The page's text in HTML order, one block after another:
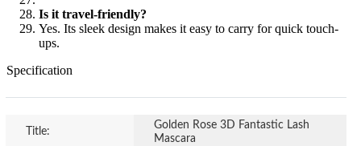
Is it travel-friendly?
Yes. Its sleek design makes it easy to carry for quick touch-
ups.
Specification
Title:
Golden Rose 3D Fantastic Lash
Mascara